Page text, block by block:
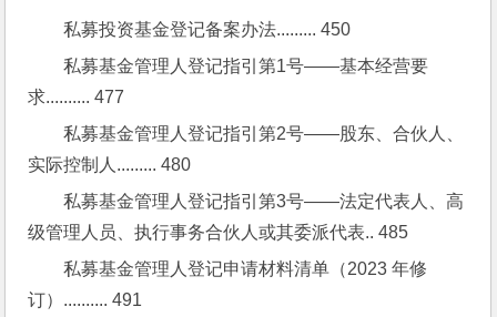
私募投资基金登记备案办法......... 450
私募基金管理人登记指引第1号——基本经营要
求.......... 477
私募基金管理人登记指引第2号——股东、合伙人、
实际控制人......... 480
私募基金管理人登记指引第3号——法定代表人、高
级管理人员、执行事务合伙人或其委派代表.. 485
私募基金管理人登记申请材料清单（2023 年修
订）.......... 491